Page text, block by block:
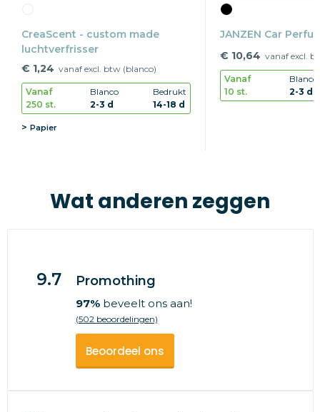
CreaScent - custom made
luchtverfrisser
€ 1,24 vanaf excl. btw (blanco)
Vanaf
250 st.
Blanco
2-3 d
Bedrukt
14-18 d
Papier
JANZEN Car
€ 10,64 vanaf excl.
Vanaf
10 st.
Blanco
2-3 d
Wat anderen zeggen
9.7 Promothing
97%beveelt ons aan!
(502 beoordelingen)
Beoordeel ons